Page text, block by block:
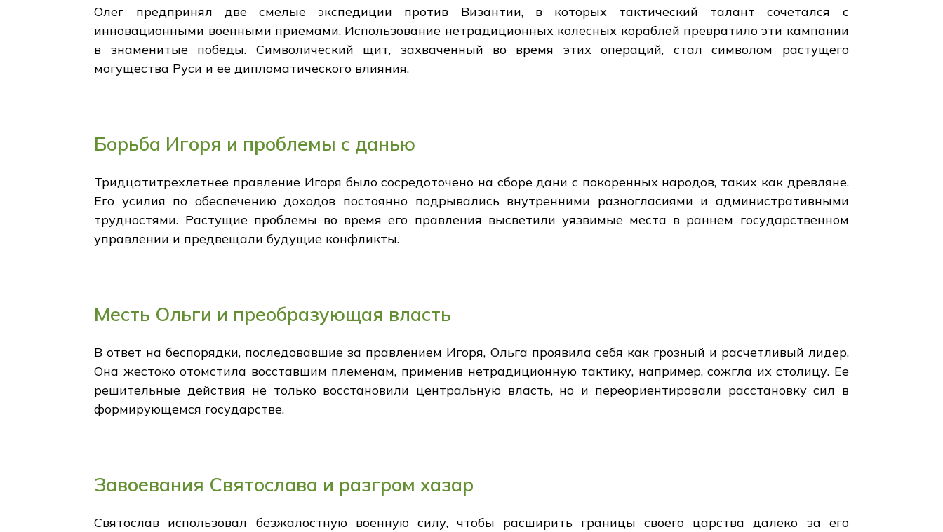
Олег предпринял две смелые экспедиции против Византии, в которых тактический талант сочетался с
инновационными военными приемами. Использование нетрадиционных колесных кораблей превратило эти кампании
в знаменитые победы. Символический щит, захваченный во время этих операций, стал символом растущего
могущества Руси и ее дипломатического влияния.
Борьба Игоря и проблемы с данью
Тридцатитрехлетнее правление Игоря было сосредоточено на сборе дани с покоренных народов, таких как древляне.
Его усилия по обеспечению доходов постоянно подрывались внутренними разногласиями и административными
трудностями. Растущие проблемы во время его правления высветили уязвимые места в раннем государственном
управлении и предвещали будущие конфликты.
Месть Ольги и преобразующая власть
В ответ на беспорядки, последовавшие за правлением Игоря, Ольга проявила себя как грозный и расчетливый лидер.
Она жестоко отомстила восставшим племенам, применив нетрадиционную тактику, например, сожгла их столицу. Ее
решительные действия не только восстановили центральную власть, но и переориентировали расстановку сил в
формирующемся государстве.
Завоевания Святослава и разгром хазар
Святослав использовал безжалостную военную силу, чтобы расширить границы своего царства далеко за его